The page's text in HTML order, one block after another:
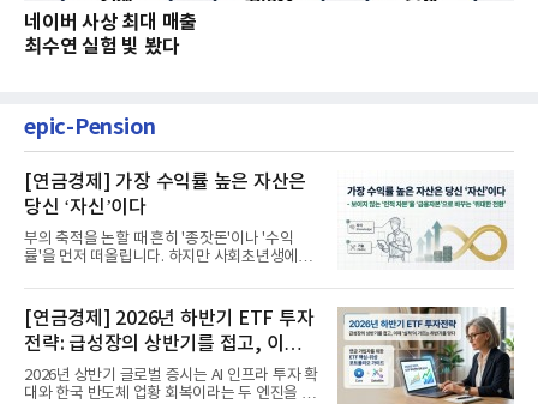
네이버 사상 최대 매출
최수연 실험 빛 봤다
epic-Pension
[연금경제] 가장 수익률 높은 자산은
당신 ‘자신’이다
부의 축적을 논할 때 흔히 '종잣돈'이나 '수익
률'을 먼저 떠올립니다. 하지만 사회초년생에게
[연금경제] 2026년 하반기 ETF 투자
전략: 급성장의 상반기를 접고, 이제
'실적'이 가르는 하반기를 맞다
2026년 상반기 글로벌 증시는 AI 인프라 투자 확
대와 한국 반도체 업황 회복이라는 두 엔진을 달